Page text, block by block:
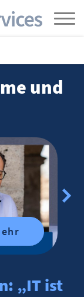
und
„IT ist